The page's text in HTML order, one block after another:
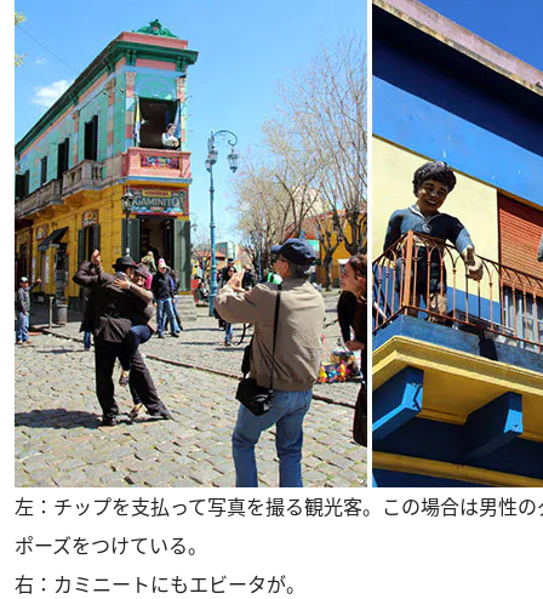
左：チップを支払って写真を撮る観光客。この場合は男性
ポーズをつけている。
右：カミニートにもエビータが。